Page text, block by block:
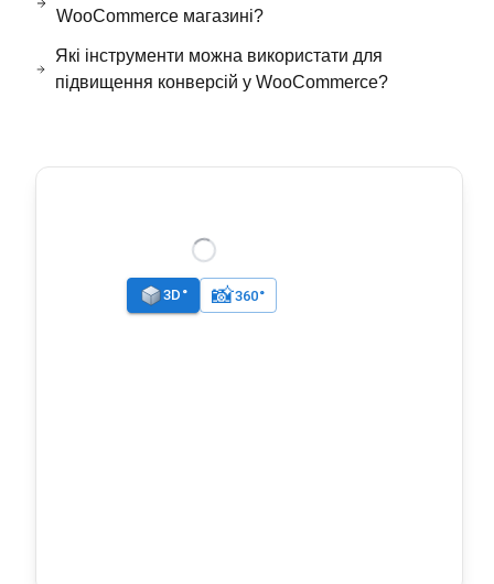
WooCommerce магазині?
Які інструменти можна використати для
підвищення конверсій у WooCommerce?